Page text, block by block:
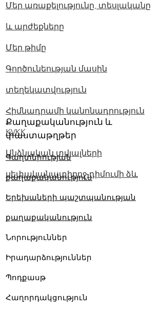
Մեր առաքելությունը, տեսլականը
և արժեքները
Մեր թիմը
Գործունեության մասին
տեղեկատվություն
Հիմնադրամի կանոնադրություն
KVKK
Անձնական տվյալների
սեփականատիրոջ դիմումի ձև
Քաղաքականություն և
փաստաթղթեր
Գաղտնիության
քաղաքականություն
Երեխաների պաշտպանության
քաղաքականություն
Նորություններ
Իրադարձություններ
Պոդքասթ
Հաղորդակցություն